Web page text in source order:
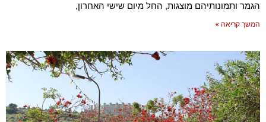
הגמר ותמונותיהם מוצגות, החל מיום שישי האחרון,
המשך קריאה »